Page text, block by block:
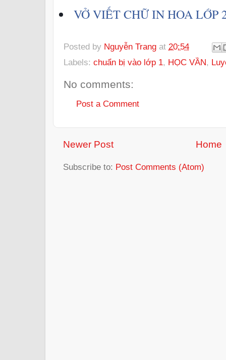
VỞ VIẾT CHỮ IN HOA LỚP
Posted by Nguyễn Trang at 20:54
Labels: chuẩn bị vào lớp 1, HỌC VẦN,
No comments:
Post a Comment
Newer Post Home
Subscribe to: Post Comments (Atom)